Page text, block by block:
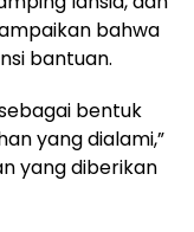
bahwa
bantuan.
bentuk
yang dialami,”
yang diberikan